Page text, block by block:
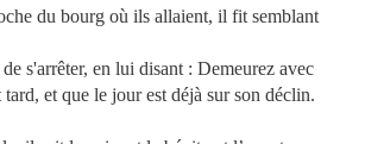
du bourg où ils allaient, il fit semblant
s'arrêter, en lui disant : Demeurez avec
tard, et que le jour est déjà sur son déclin.